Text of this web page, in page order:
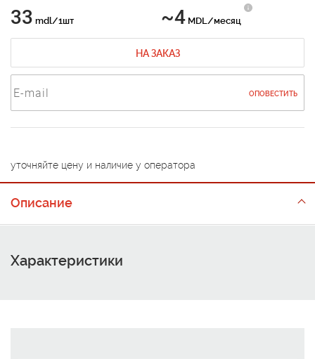
33 mdl/1шт ~4 MDL/месяц
НА ЗАКАЗ
ОПОВЕСТИТЬ
уточняйте цену и наличие у оператора
Описание
Характеристики